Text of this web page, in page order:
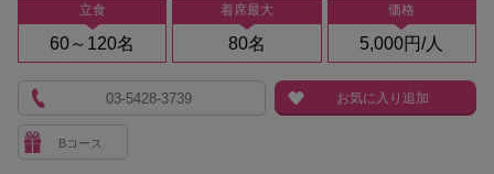
立食
60～120名
着席最大
80名
価格
5,000円/人
Bコース
03-5428-3739 お気に入り追加